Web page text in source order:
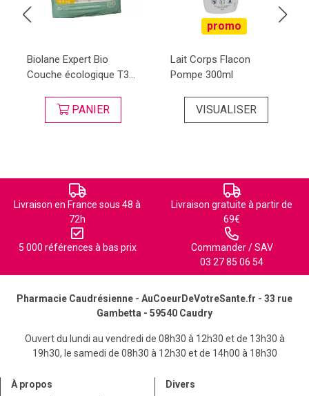
Biolane Expert Bio
Couche écologique T3...
PANIER
promo
Lait Corps Flacon
Pompe 300ml
VISUALISER
Livraison en France sous 48 à
72h
Livraison gratuite à partir de
69€
5 000 références à bas prix
Commander / SAV
03 27 85 06 54
Pharmacie Caudrésienne - AuCoeurDeVotreSante.fr - 33 rue
Gambetta - 59540 Caudry
Ouvert du lundi au vendredi de 08h30 à 12h30 et de 13h30 à
19h30, le samedi de 08h30 à 12h30 et de 14h00 à 18h30
À propos Divers